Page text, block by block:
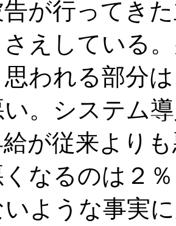
が行ってき
えしている
われる部分
い。システム
が従来より
なるのは２
いような事実